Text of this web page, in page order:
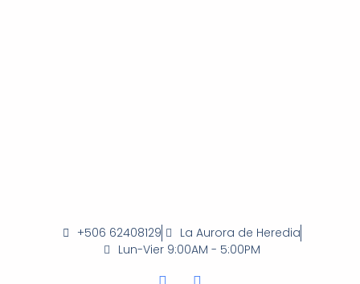
+506 62408129
La Aurora de Heredia
Lun-Vier 9:00AM - 5:00PM